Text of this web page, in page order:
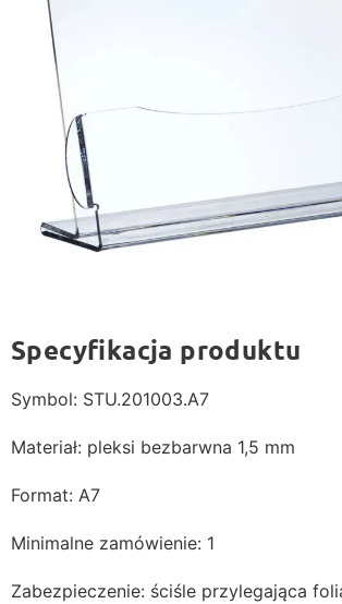
Specyfikacja produktu
Symbol: STU.201003.A7
Materiał: pleksi bezbarwna 1,5 mm
Format: A7
Minimalne zamówienie: 1
Zabezpieczenie: ściśle przylegająca